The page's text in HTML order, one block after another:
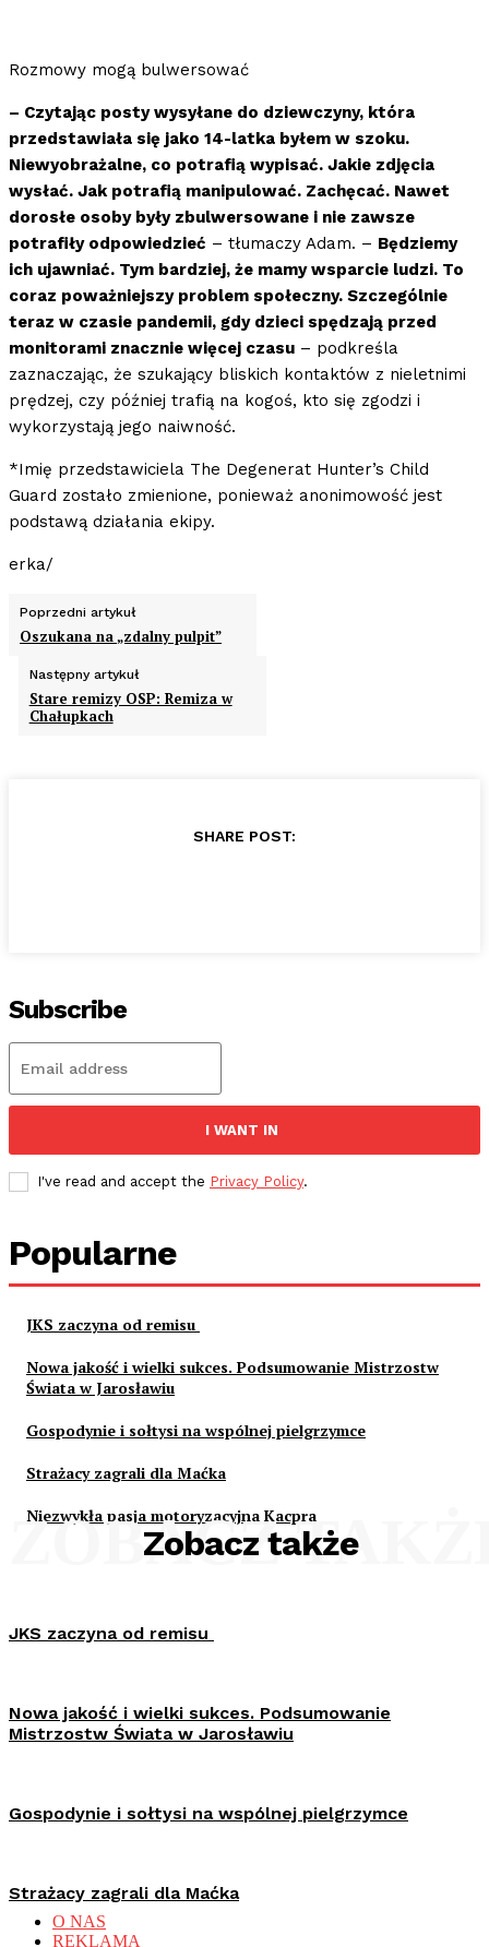
Rozmowy mogą bulwersować
– Czytając posty wysyłane do dziewczyny, która
przedstawiała się jako 14-latka byłem w szoku.
Niewyobrażalne, co potrafią wypisać. Jakie zdjęcia
wysłać. Jak potrafią manipulować. Zachęcać. Nawet
dorosłe osoby były zbulwersowane i nie zawsze
potrafiły odpowiedzieć – tłumaczy Adam. – Będziemy
ich ujawniać. Tym bardziej, że mamy wsparcie ludzi. To
coraz poważniejszy problem społeczny. Szczególnie
teraz w czasie pandemii, gdy dzieci spędzają przed
monitorami znacznie więcej czasu – podkreśla
zaznaczając, że szukający bliskich kontaktów z nieletnimi
prędzej, czy później trafią na kogoś, kto się zgodzi i
wykorzystają jego naiwność.
*Imię przedstawiciela The Degenerat Hunter’s Child
Guard zostało zmienione, ponieważ anonimowość jest
podstawą działania ekipy.
erka/
Poprzedni artykuł
Oszukana na „zdalny pulpit”
Następny artykuł
Stare remizy OSP: Remiza w
Chałupkach
SHARE POST:
Subscribe
I WANT IN
I've read and accept the Privacy Policy.
Popularne
JKS zaczyna od remisu
Nowa jakość i wielki sukces. Podsumowanie Mistrzostw
Świata w Jarosławiu
Gospodynie i sołtysi na wspólnej pielgrzymce
Strażacy zagrali dla Maćka
Niezwykła pasja motoryzacyjna Kacpra
Zobacz także
ZOBACZ
JKS zaczyna od remisu
Nowa jakość i wielki sukces. Podsumowanie
Mistrzostw Świata w Jarosławiu
Gospodynie i sołtysi na wspólnej pielgrzymce
Strażacy zagrali dla Maćka
O NAS
REKLAMA